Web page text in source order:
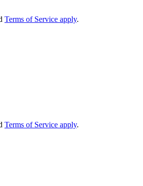
Terms of Service apply.
Terms of Service apply.